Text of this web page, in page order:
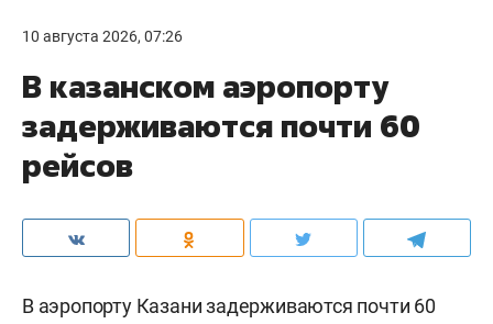
10 августа 2026, 07:26
В казанском аэропорту
задерживаются почти 60
рейсов
В аэропорту Казани задерживаются почти 60